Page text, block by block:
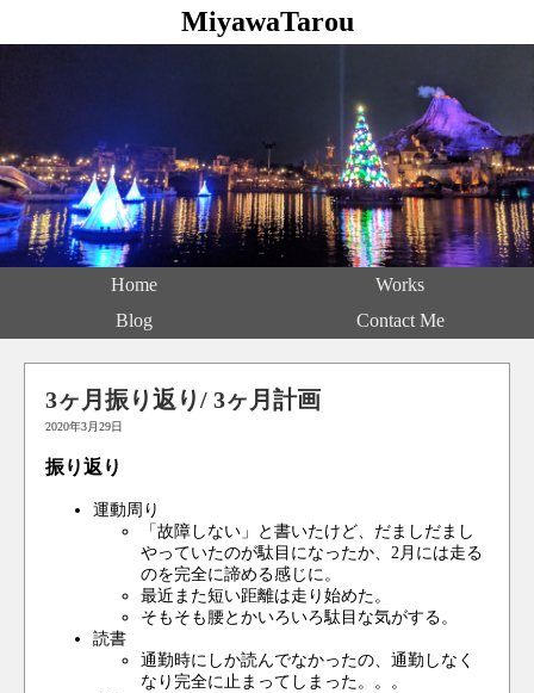
MiyawaTarou
Home
Works
Blog
Contact Me
3ヶ月振り返り/ 3ヶ月計画
2020年3月29日
振り返り
運動周り
「故障しない」と書いたけど、だましだまし
やっていたのが駄目になったか、2月には走る
のを完全に諦める感じに。
最近また短い距離は走り始めた。
そもそも腰とかいろいろ駄目な気がする。
読書
通勤時にしか読んでなかったの、通勤しなく
なり完全に止まってしまった。。。